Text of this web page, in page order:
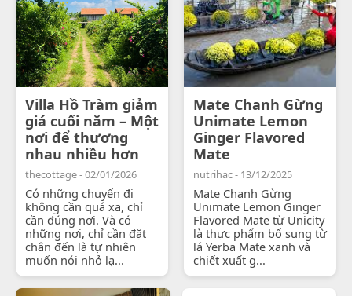
Villa Hồ Tràm giảm
giá cuối năm – Một
nơi để thương
nhau nhiều hơn
thecottage - 02/01/2026
Có những chuyến đi
không cần quá xa, chỉ
cần đúng nơi. Và có
những nơi, chỉ cần đặt
chân đến là tự nhiên
muốn nói nhỏ lạ...
Mate Chanh Gừng
Unimate Lemon
Ginger Flavored
Mate
nutrihac - 13/12/2025
Mate Chanh Gừng
Unimate Lemon Ginger
Flavored Mate từ Unicity
là thực phẩm bổ sung từ
lá Yerba Mate xanh và
chiết xuất g...